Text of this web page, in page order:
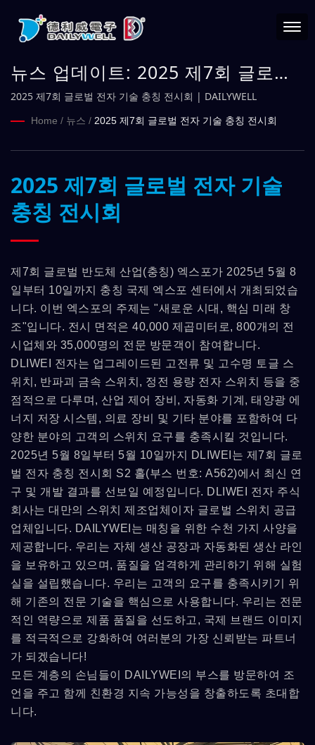
뉴스 업데이트: 2025 제7회 글로벌
전자 기술 충칭 전시회 |
DAILYWELL
2025 제7회 글로벌 전자 기술 충칭 전시회 | DAILYWELL
Home / 뉴스 / 2025 제7회 글로벌 전자 기술 충칭 전시회
2025 제7회 글로벌 전자 기술
충칭 전시회
제7회 글로벌 반도체 산업(충칭) 엑스포가 2025년 5월 8
일부터 10일까지 충칭 국제 엑스포 센터에서 개최되었습
니다. 이번 엑스포의 주제는 "새로운 시대, 핵심 미래 창
조"입니다. 전시 면적은 40,000 제곱미터로, 800개의 전
시업체와 35,000명의 전문 방문객이 참여합니다.
DLIWEI 전자는 업그레이드된 고전류 및 고수명 토글 스
위치, 반파괴 금속 스위치, 정전 용량 전자 스위치 등을 중
점적으로 다루며, 산업 제어 장비, 자동화 기계, 태양광 에
너지 저장 시스템, 의료 장비 및 기타 분야를 포함하여 다
양한 분야의 고객의 스위치 요구를 충족시킬 것입니다.
2025년 5월 8일부터 5월 10일까지 DLIWEI는 제7회 글로
벌 전자 충칭 전시회 S2 홀(부스 번호: A562)에서 최신 연
구 및 개발 결과를 선보일 예정입니다. DLIWEI 전자 주식
회사는 대만의 스위치 제조업체이자 글로벌 스위치 공급
업체입니다. DAILYWEI는 매칭을 위한 수천 가지 사양을
제공합니다. 우리는 자체 생산 공장과 자동화된 생산 라인
을 보유하고 있으며, 품질을 엄격하게 관리하기 위해 실험
실을 설립했습니다. 우리는 고객의 요구를 충족시키기 위
해 기존의 전문 기술을 핵심으로 사용합니다. 우리는 전문
적인 역량으로 제품 품질을 선도하고, 국제 브랜드 이미지
를 적극적으로 강화하여 여러분의 가장 신뢰받는 파트너
가 되겠습니다!
모든 계층의 손님들이 DAILYWEI의 부스를 방문하여 조
언을 주고 함께 친환경 지속 가능성을 창출하도록 초대합
니다.